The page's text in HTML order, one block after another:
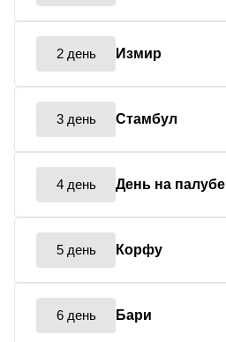
2 день Измир
3 день Стамбул
4 день День на палубе
5 день Корфу
6 день Бари